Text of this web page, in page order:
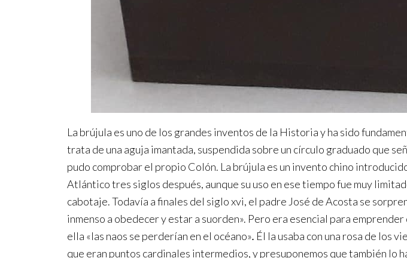
La brújula es uno de los grandes inventos de la Historia y ha sido
trata de una aguja imantada, suspendida sobre un círculo graduado que
pudo comprobar el propio Colón. La brújula es un invento chino
Atlántico tres siglos después, aunque su uso en ese tiempo fue muy
cabotaje. Todavía a finales del siglo xvi, el padre José de Acosta se
inmenso a obedecer y estar a suorden». Pero era esencial para
ella «las naos se perderían en el océano». Él la usaba con una rosa de los
que eran puntos cardinales intermedios, y presuponemos que también lo